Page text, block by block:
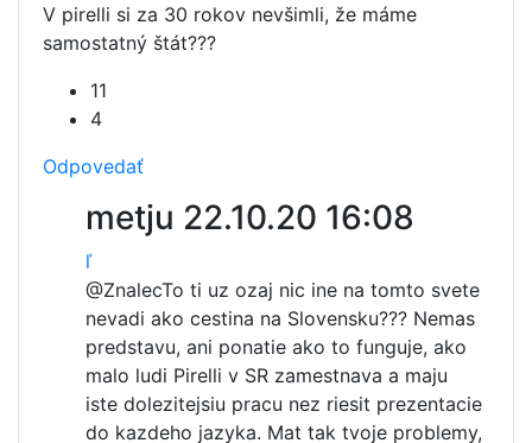
V pirelli si za 30 rokov nevšimli, že máme
samostatný štát???
11
4
Odpovedať
metju 22.10.20 16:08
ľ
@ZnalecTo ti uz ozaj nic ine na tomto svete
nevadi ako cestina na Slovensku??? Nemas
predstavu, ani ponatie ako to funguje, ako
malo ludi Pirelli v SR zamestnava a maju
iste dolezitejsiu pracu nez riesit prezentacie
do kazdeho jazyka. Mat tak tvoje problemy,